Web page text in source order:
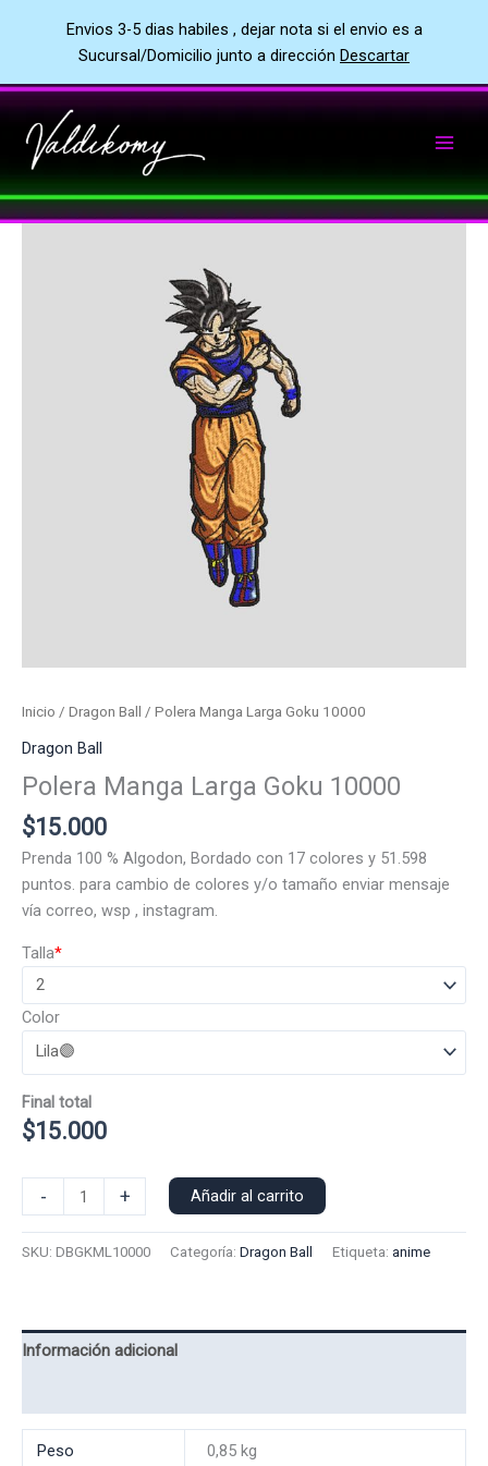
Envios 3-5 dias habiles , dejar nota si el envio es a
Sucursal/Domicilio junto a dirección Descartar
al
contenido
Inicio / Dragon Ball / Polera Manga Larga Goku 10000
Dragon Ball
Polera Manga Larga Goku 10000
$15.000
Prenda 100 % Algodon, Bordado con 17 colores y 51.598
puntos. para cambio de colores y/o tamaño enviar mensaje
vía correo, wsp , instagram.
*
Talla
Color
Final total
$15.000
-
Manga
+ Añadir al carrito
SKU: DBGKML10000 Categoría: Dragon Ball Etiqueta: anime
Información adicional
Peso 0,85 kg